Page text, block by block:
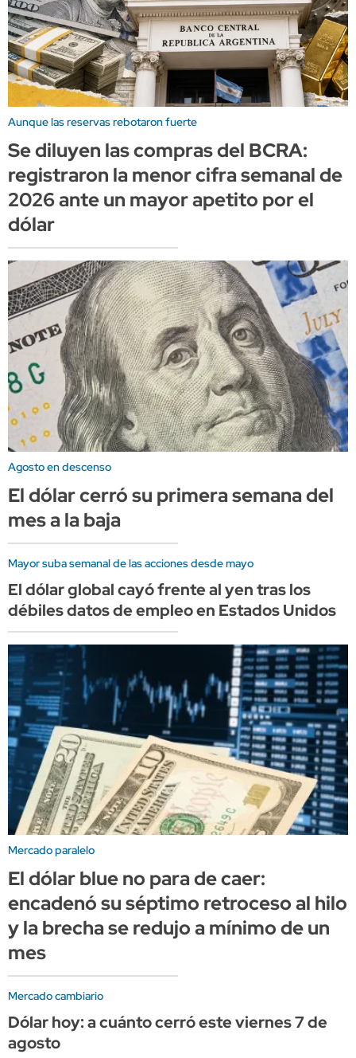
Aunque las reservas rebotaron fuerte
Se diluyen las compras del BCRA:
registraron la menor cifra semanal de
2026 ante un mayor apetito por el
dólar
Agosto en descenso
El dólar cerró su primera semana del
mes a la baja
Mayor suba semanal de las acciones desde mayo
El dólar global cayó frente al yen tras los
débiles datos de empleo en Estados Unidos
Mercado paralelo
El dólar blue no para de caer:
encadenó su séptimo retroceso al hilo
y la brecha se redujo a mínimo de un
mes
Mercado cambiario
Dólar hoy: a cuánto cerró este viernes 7 de
agosto